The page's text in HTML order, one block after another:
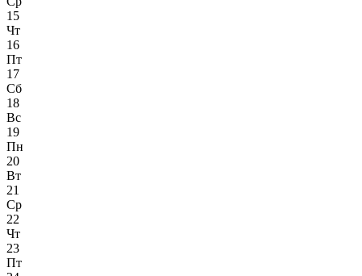
15
Чт
16
Пт
17
Сб
18
Вс
19
Пн
20
Вт
21
Ср
22
Чт
23
Пт